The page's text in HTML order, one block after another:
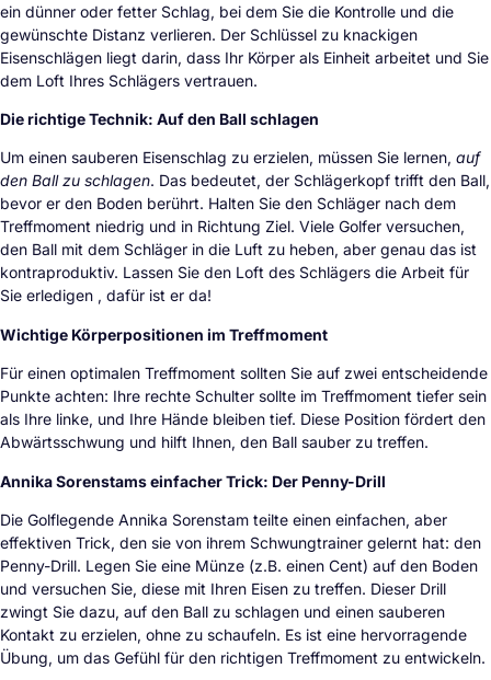
ein dünner oder fetter Schlag, bei dem Sie die Kontrolle und die
gewünschte Distanz verlieren. Der Schlüssel zu knackigen
Eisenschlägen liegt darin, dass Ihr Körper als Einheit arbeitet und Sie
dem Loft Ihres Schlägers vertrauen.
Die richtige Technik: Auf den Ball schlagen
Um einen sauberen Eisenschlag zu erzielen, müssen Sie lernen, auf
den Ball zu schlagen. Das bedeutet, der Schlägerkopf trifft den Ball,
bevor er den Boden berührt. Halten Sie den Schläger nach dem
Treffmoment niedrig und in Richtung Ziel. Viele Golfer versuchen,
den Ball mit dem Schläger in die Luft zu heben, aber genau das ist
kontraproduktiv. Lassen Sie den Loft des Schlägers die Arbeit für
Sie erledigen , dafür ist er da!
Wichtige Körperpositionen im Treffmoment
Für einen optimalen Treffmoment sollten Sie auf zwei entscheidende
Punkte achten: Ihre rechte Schulter sollte im Treffmoment tiefer sein
als Ihre linke, und Ihre Hände bleiben tief. Diese Position fördert den
Abwärtsschwung und hilft Ihnen, den Ball sauber zu treffen.
Annika Sorenstams einfacher Trick: Der Penny-Drill
Die Golflegende Annika Sorenstam teilte einen einfachen, aber
effektiven Trick, den sie von ihrem Schwungtrainer gelernt hat: den
Penny-Drill. Legen Sie eine Münze (z.B. einen Cent) auf den Boden
und versuchen Sie, diese mit Ihren Eisen zu treffen. Dieser Drill
zwingt Sie dazu, auf den Ball zu schlagen und einen sauberen
Kontakt zu erzielen, ohne zu schaufeln. Es ist eine hervorragende
Übung, um das Gefühl für den richtigen Treffmoment zu entwickeln.